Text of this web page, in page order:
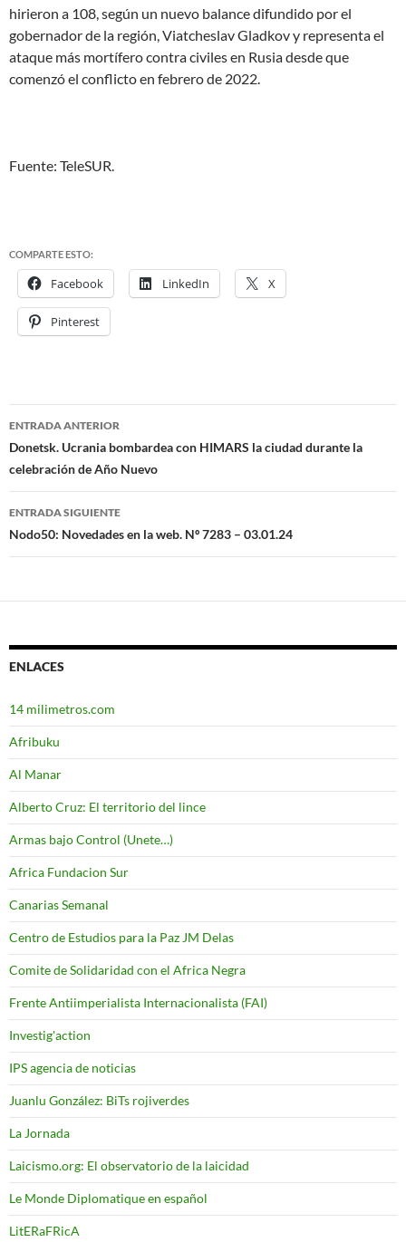
hirieron a 108, según un nuevo balance difundido por el
gobernador de la región, Viatcheslav Gladkov y representa el
ataque más mortífero contra civiles en Rusia desde que
comenzó el conflicto en febrero de 2022.
Fuente: TeleSUR.
COMPARTE ESTO:
Facebook LinkedIn X
Pinterest
Navegación
de
entradas
ENTRADA ANTERIOR
Donetsk. Ucrania bombardea con HIMARS la ciudad durante la
celebración de Año Nuevo
ENTRADA SIGUIENTE
Nodo50: Novedades en la web. Nº 7283 – 03.01.24
ENLACES
14 milimetros.com
Afribuku
Al Manar
Alberto Cruz: El territorio del lince
Armas bajo Control (Unete…)
Africa Fundacion Sur
Canarias Semanal
Centro de Estudios para la Paz JM Delas
Comite de Solidaridad con el Africa Negra
Frente Antiimperialista Internacionalista (FAI)
Investig'action
IPS agencia de noticias
Juanlu González: BiTs rojiverdes
La Jornada
Laicismo.org: El observatorio de la laicidad
Le Monde Diplomatique en español
LitERaFRicA